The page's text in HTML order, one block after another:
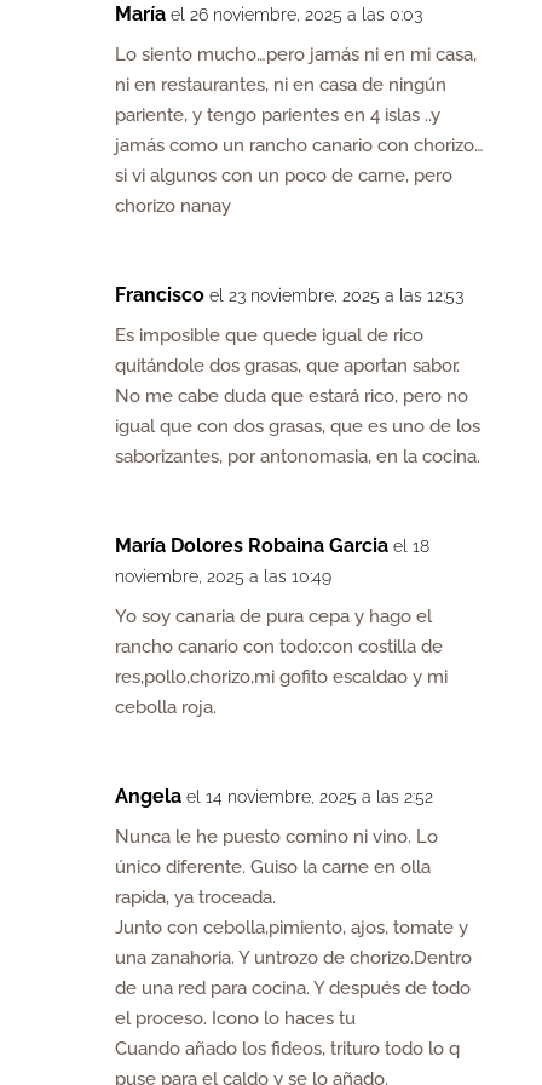
María el 26 noviembre, 2025 a las 0:03
Lo siento mucho…pero jamás ni en mi casa,
ni en restaurantes, ni en casa de ningún
pariente, y tengo parientes en 4 islas ..y
jamás como un rancho canario con chorizo…
si vi algunos con un poco de carne, pero
chorizo nanay
Francisco el 23 noviembre, 2025 a las 12:53
Es imposible que quede igual de rico
quitándole dos grasas, que aportan sabor.
No me cabe duda que estará rico, pero no
igual que con dos grasas, que es uno de los
saborizantes, por antonomasia, en la cocina.
María Dolores Robaina Garcia el 18
noviembre, 2025 a las 10:49
Yo soy canaria de pura cepa y hago el
rancho canario con todo:con costilla de
res,pollo,chorizo,mi gofito escaldao y mi
cebolla roja.
Angela el 14 noviembre, 2025 a las 2:52
Nunca le he puesto comino ni vino. Lo
único diferente. Guiso la carne en olla
rapida, ya troceada.
Junto con cebolla,pimiento, ajos, tomate y
una zanahoria. Y untrozo de chorizo.Dentro
de una red para cocina. Y después de todo
el proceso. Icono lo haces tu
Cuando añado los fideos, trituro todo lo q
puse para el caldo y se lo añado.